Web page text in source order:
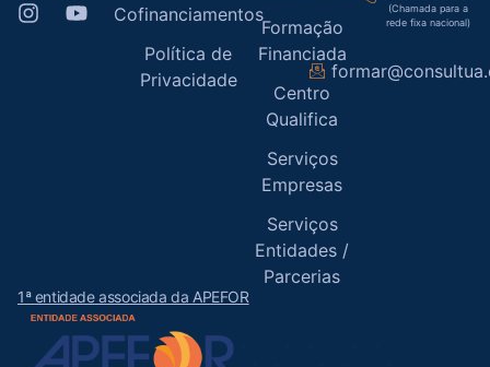
Cofinanciamentos
Política de
Privacidade
Formação
Financiada
Centro
Qualifica
Serviços
Empresas
Serviços
Entidades /
Parcerias
(Chamada para a
rede fixa nacional)
1ª entidade associada da APEFOR